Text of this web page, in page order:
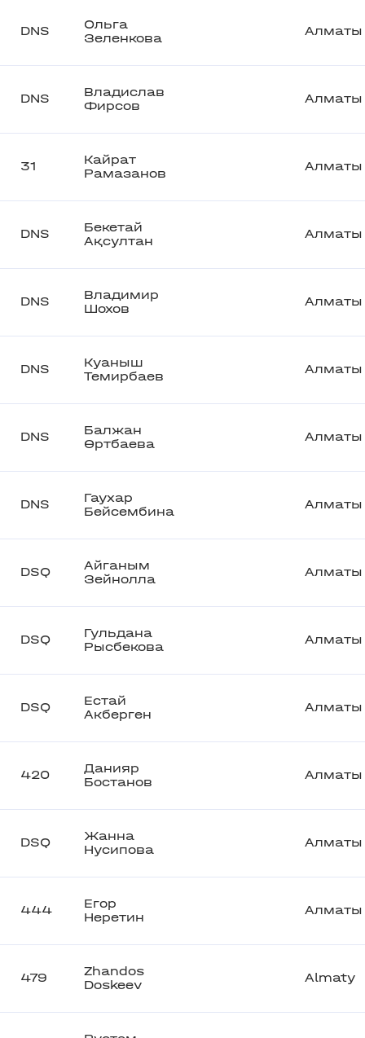
DNS
Ольга
Зеленкова
Алматы
DNS
Владислав
Фирсов
Алматы
31
Кайрат
Рамазанов
Алматы
DNS
Бекетай
Ақсултан
Алматы
DNS
Владимир
Шохов
Алматы
DNS
Куаныш
Темирбаев
Алматы
DNS
Балжан
Өртбаева
Алматы
DNS
Гаухар
Бейсембина
Алматы
DSQ
Айганым
Зейнолла
Алматы
DSQ
Гульдана
Рысбекова
Алматы
DSQ
Естай
Акберген
Алматы
420
Данияр
Бостанов
Алматы
DSQ
Жанна
Нусипова
Алматы
444
Егор
Неретин
Алматы
479
Zhandos
Doskeev
Almaty